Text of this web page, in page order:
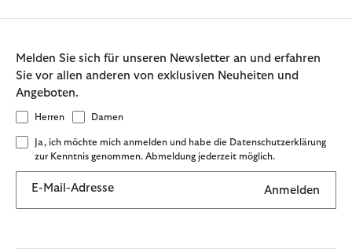
Melden Sie sich für unseren Newsletter an und erfahren
Sie vor allen anderen von exklusiven Neuheiten und
Angeboten.
Herren Damen
Ja, ich möchte mich anmelden und habe die Datenschutzerklärung
zur Kenntnis genommen. Abmeldung jederzeit möglich.
E-Mail-Adresse Anmelden